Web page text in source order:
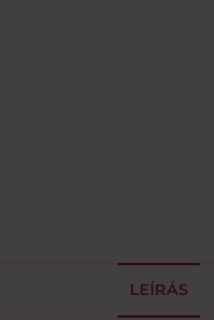
LEÍRÁS